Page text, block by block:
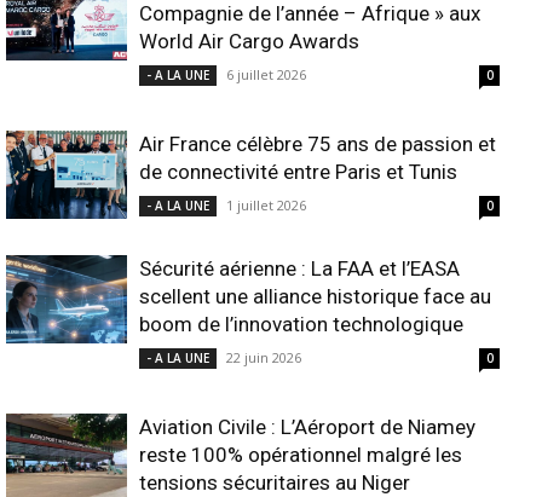
Compagnie de l’année – Afrique » aux
World Air Cargo Awards
- A LA UNE 6 juillet 2026 0
Air France célèbre 75 ans de passion et
de connectivité entre Paris et Tunis
- A LA UNE 1 juillet 2026 0
Sécurité aérienne : La FAA et l’EASA
scellent une alliance historique face au
boom de l’innovation technologique
- A LA UNE 22 juin 2026 0
Aviation Civile : L’Aéroport de Niamey
reste 100% opérationnel malgré les
tensions sécuritaires au Niger